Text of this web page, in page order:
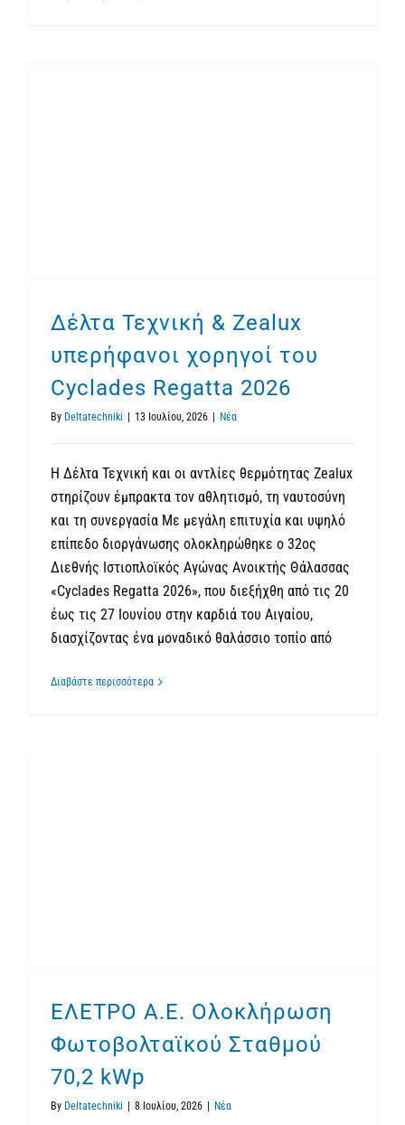
Δέλτα Τεχνική & Zealux
υπερήφανοι χορηγοί του
Cyclades Regatta 2026
By Deltatechniki | 13 Ιουλίου, 2026 | Νέα
Η Δέλτα Τεχνική και οι αντλίες θερμότητας Zealux
στηρίζουν έμπρακτα τον αθλητισμό, τη ναυτοσύνη
και τη συνεργασία Με μεγάλη επιτυχία και υψηλό
επίπεδο διοργάνωσης ολοκληρώθηκε ο 32ος
Διεθνής Ιστιοπλοϊκός Αγώνας Ανοικτής Θάλασσας
«Cyclades Regatta 2026», που διεξήχθη από τις 20
έως τις 27 Ιουνίου στην καρδιά του Αιγαίου,
διασχίζοντας ένα μοναδικό θαλάσσιο τοπίο από
Διαβάστε περισσότερα
ΕΛΕΤΡΟ Α.Ε. Ολοκλήρωση
Φωτοβολταϊκού Σταθμού
70,2 kWp
By Deltatechniki 8 Ιουλίου, 2026 Νέα